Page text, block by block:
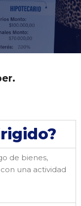
de bienes,
una actividad